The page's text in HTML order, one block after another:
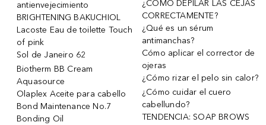
antienvejecimiento
BRIGHTENING BAKUCHIOL
Lacoste Eau de toilette Touch
of pink
Sol de Janeiro 62
Biotherm BB Cream
Aquasource
Olaplex Aceite para cabello
Bond Maintenance No.7
Bonding Oil
¿CÓMO DEPILAR LAS CEJAS
CORRECTAMENTE?
¿Qué es un sérum
antimanchas?
Cómo aplicar el corrector de
ojeras
¿Cómo rizar el pelo sin calor?
¿Cómo cuidar el cuero
cabellundo?
TENDENCIA: SOAP BROWS